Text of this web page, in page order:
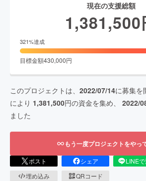
現在の支援総額
1,381,500
321%達成
目標金額430,000円
このプロジェクトは、 2022/07/14に募集を
により 1,381,500円の資金を集め、 2022/
ました
もう一度プロジェクトをやっ
ポスト シェア LINE
埋め込み
QRコード